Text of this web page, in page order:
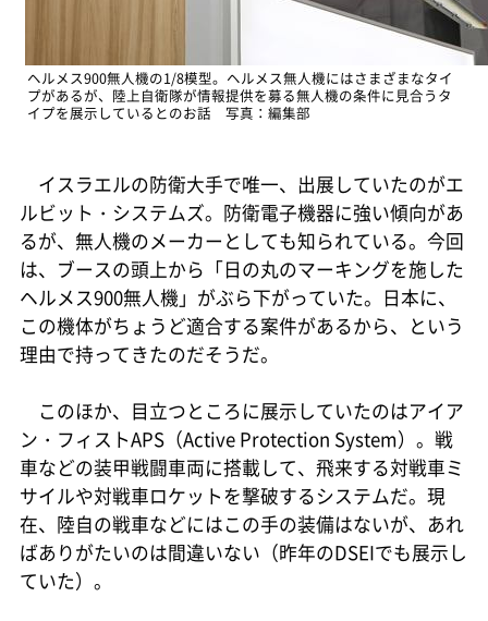
ヘルメス900無人機の1/8模型。ヘルメス無人機にはさまざまなタイ
プがあるが、陸上自衛隊が情報提供を募る無人機の条件に見合うタ
イプを展示しているとのお話 写真：編集部
イスラエルの防衛大手で唯一、出展していたのがエ
ルビット・システムズ。防衛電子機器に強い傾向があ
るが、無人機のメーカーとしても知られている。今回
は、ブースの頭上から「日の丸のマーキングを施した
ヘルメス900無人機」がぶら下がっていた。日本に、
この機体がちょうど適合する案件があるから、という
理由で持ってきたのだそうだ。
このほか、目立つところに展示していたのはアイア
ン・フィストAPS（Active Protection System）。戦
車などの装甲戦闘車両に搭載して、飛来する対戦車ミ
サイルや対戦車ロケットを撃破するシステムだ。現
在、陸自の戦車などにはこの手の装備はないが、あれ
ばありがたいのは間違いない（昨年のDSEIでも展示し
ていた）。